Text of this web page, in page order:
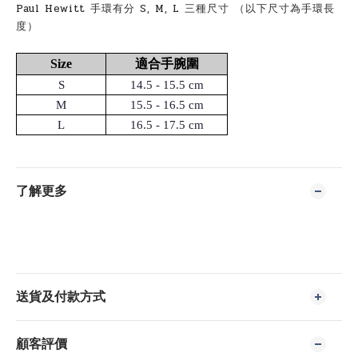
Paul Hewitt 手環有分 S, M, L 三種尺寸
（以下尺寸為手環長
度）
Size 適合手腕圍
S
14.5 - 15.5 cm
M
15.5 - 16.5 cm
L
16.5 - 17.5 cm
了解更多
送貨及付款方式
顧客評價